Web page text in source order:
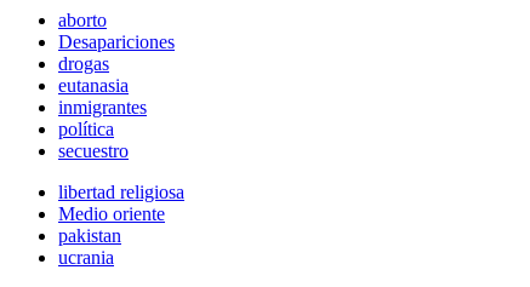
aborto
Desapariciones
drogas
eutanasia
inmigrantes
política
secuestro
libertad religiosa
Medio oriente
pakistan
ucrania